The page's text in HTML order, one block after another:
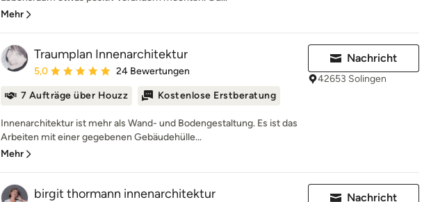
Mehr
Traumplan Innenarchitektur
Durchschnittliche Bewertung: 5 von 5 Sternen
5,0 24 Bewertungen
7 Aufträge über Houzz Kostenlose Erstberatung
Innenarchitektur ist mehr als Wand- und Bodengestaltung. Es ist das
Arbeiten mit einer gegebenen Gebäudehülle...
Mehr
Nachricht
42653 Solingen
birgit thormann innenarchitektur Nachricht